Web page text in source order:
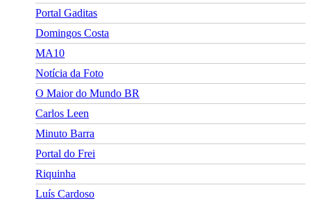
Portal Gaditas
Domingos Costa
MA10
Notícia da Foto
O Maior do Mundo BR
Carlos Leen
Minuto Barra
Portal do Frei
Riquinha
Luís Cardoso